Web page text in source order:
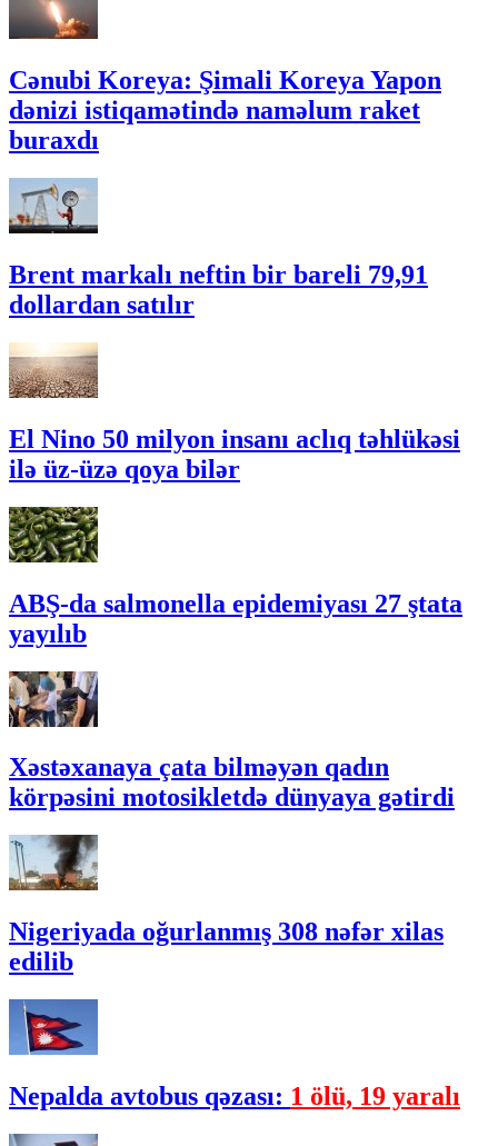
Cənubi Koreya: Şimali Koreya Yapon
dənizi istiqamətində naməlum raket
buraxdı
Brent markalı neftin bir bareli 79,91
dollardan satılır
El Nino 50 milyon insanı aclıq təhlükəsi
ilə üz-üzə qoya bilər
ABŞ-da salmonella epidemiyası 27 ştata
yayılıb
Xəstəxanaya çata bilməyən qadın
körpəsini motosikletdə dünyaya gətirdi
Nigeriyada oğurlanmış 308 nəfər xilas
edilib
Nepalda avtobus qəzası: 1 ölü, 19 yaralı